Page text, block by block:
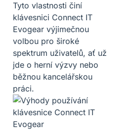
Tyto vlastnosti činí
klávesnici Connect IT
Evogear výjimečnou
volbou pro široké
spektrum uživatelů, ať už
jde o herní výzvy nebo
běžnou kancelářskou
práci.